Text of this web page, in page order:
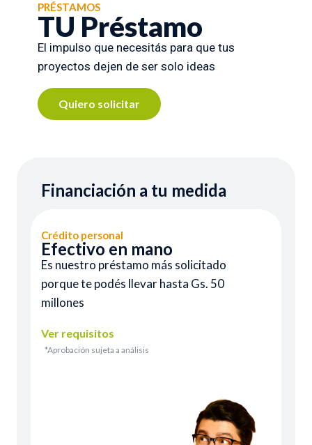
PRÉSTAMOS
TU Préstamo
El impulso que necesitás para que tus
proyectos dejen de ser solo ideas
Quiero solicitar
Financiación a tu medida
Crédito personal
Efectivo en mano
Es nuestro préstamo más solicitado
porque te podés llevar hasta Gs. 50
millones
Ver requisitos
*Aprobación sujeta a análisis